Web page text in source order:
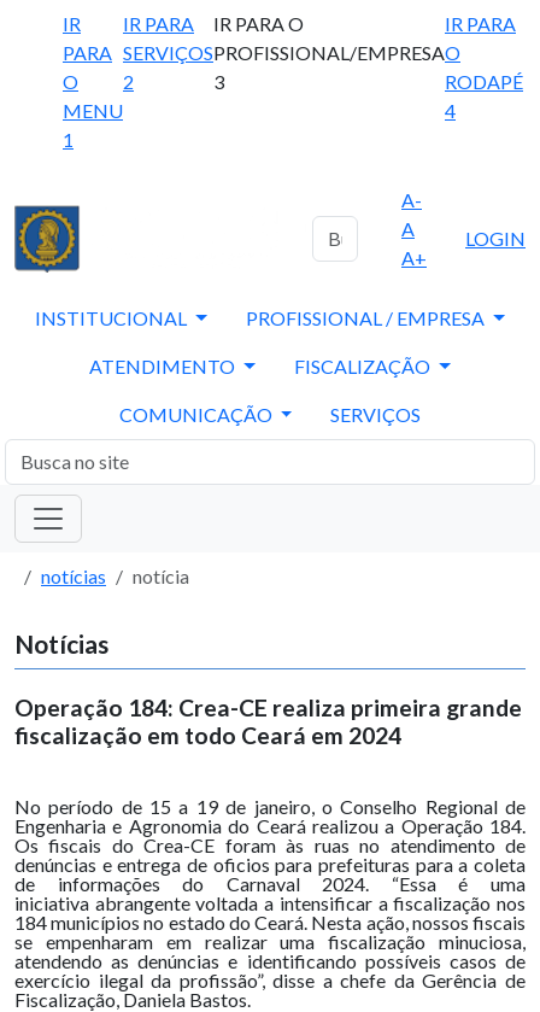
IR
PARA
O
MENU
1
IR PARA
SERVIÇOS
2
IR PARA O
PROFISSIONAL/EMPRESA
3
IR PARA
O
RODAPÉ
4
A-
A
A+
LOGIN
INSTITUCIONAL PROFISSIONAL / EMPRESA
ATENDIMENTO FISCALIZAÇÃO
COMUNICAÇÃO SERVIÇOS
notícias notícia
Notícias
Operação 184: Crea-CE realiza primeira grande
fiscalização em todo Ceará em 2024
No período de 15 a 19 de janeiro, o Conselho Regional de
Engenharia e Agronomia do Ceará realizou a Operação 184.
Os fiscais do Crea-CE foram às ruas no atendimento de
denúncias e entrega de oficios para prefeituras para a coleta
de informações do Carnaval 2024. “Essa é uma
iniciativa abrangente voltada a intensificar a fiscalização nos
184 municípios no estado do Ceará. Nesta ação, nossos fiscais
se empenharam em realizar uma fiscalização minuciosa,
atendendo as denúncias e identificando possíveis casos de
exercício ilegal da profissão”, disse a chefe da Gerência de
Fiscalização, Daniela Bastos.